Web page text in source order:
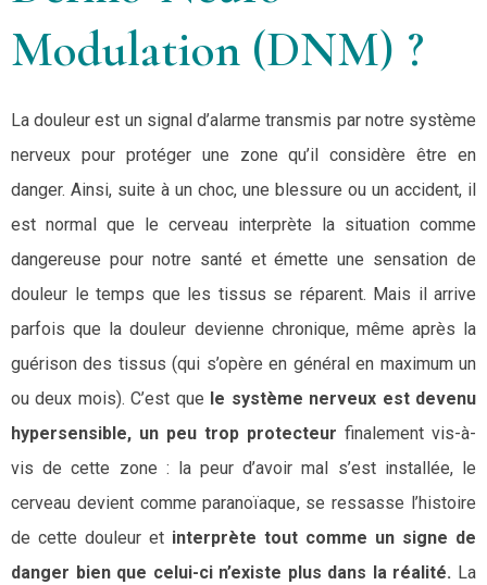
Modulation (DNM) ?
La douleur est un signal d’alarme transmis par notre système
nerveux pour protéger une zone qu’il considère être en
danger. Ainsi, suite à un choc, une blessure ou un accident, il
est normal que le cerveau interprète la situation comme
dangereuse pour notre santé et émette une sensation de
douleur le temps que les tissus se réparent. Mais il arrive
parfois que la douleur devienne chronique, même après la
guérison des tissus (qui s’opère en général en maximum un
ou deux mois). C’est que le système nerveux est devenu
hypersensible, un peu trop protecteur finalement vis-à-
vis de cette zone : la peur d’avoir mal s’est installée, le
cerveau devient comme paranoïaque, se ressasse l’histoire
de cette douleur et interprète tout comme un signe de
danger bien que celui-ci n’existe plus dans la réalité. La